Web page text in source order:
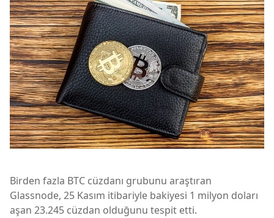
Birden fazla BTC cüzdanı grubunu araştıran
Glassnode, 25 Kasım itibariyle bakiyesi 1 milyon doları
aşan 23.245 cüzdan olduğunu tespit etti.